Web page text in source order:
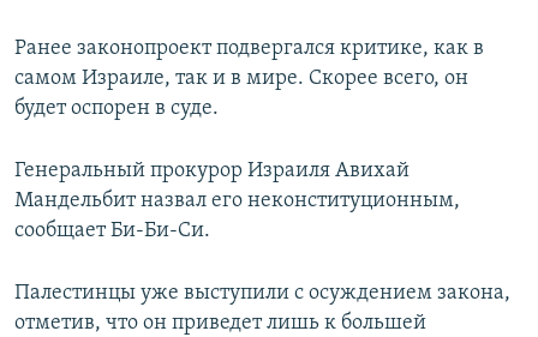
Ранее законопроект подвергался критике, как в
самом Израиле, так и в мире. Скорее всего, он
будет оспорен в суде.
Генеральный прокурор Израиля Авихай
Мандельбит назвал его неконституционным,
сообщает Би-Би-Си.
Палестинцы уже выступили с осуждением закона,
отметив, что он приведет лишь к большей